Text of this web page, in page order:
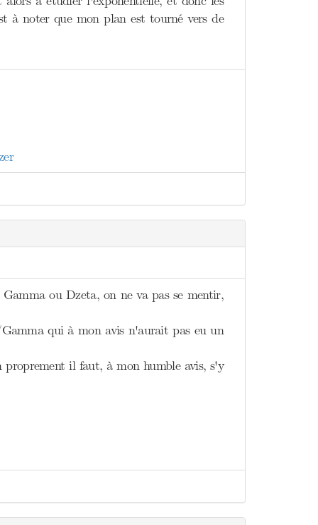
à noter que mon plan est tourné vers de
ou Dzeta, on ne va pas se mentir,
qui à mon avis n'aurait pas eu un
proprement il faut, à mon humble avis, s'y